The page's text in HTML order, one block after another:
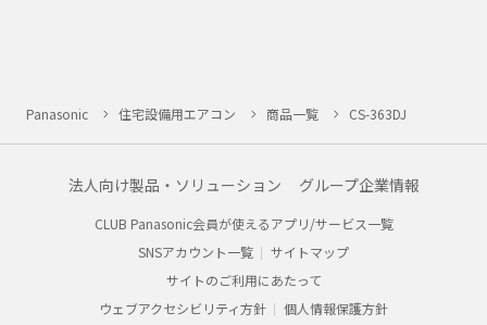
Panasonic 住宅設備用エアコン 商品一覧 CS-363DJ
法人向け製品・ソリューション グループ企業情報
CLUB Panasonic会員が使えるアプリ/サービス一覧
SNSアカウント一覧
サイトマップ
サイトのご利用にあたって
ウェブアクセシビリティ方針
個人情報保護方針